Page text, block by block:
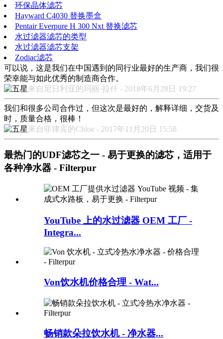
环保晶体滤芯
Hayward C4030 替换墨盒
Pentair Everpure H 300 Nxt 替换滤芯
水过滤器滤芯的类型
水过滤器滤芯支架
Zodiac滤芯
可以说，这是我们在中国遇到的同行业最好的生产商，我们很
荣幸能与如此优秀的制造商合作。
来自尼日利亚的玛丽·拉什 - 2018年6月28日 19:27
我们和很多公司合作过，但这次是最好的，解释详细，交货及
时，质量合格，很棒！
来自菲律宾的Chloe - 2017年11月20日 15:58
最热门的UDF滤芯之一 - 易于更换的滤芯，适用于
各种净水器 - Filterpur
YouTube 上的水过滤器 OEM 工厂 -
Integra...
Von饮水机价格合理 - Wat...
畅销款朵拉饮水机 - 净水器...